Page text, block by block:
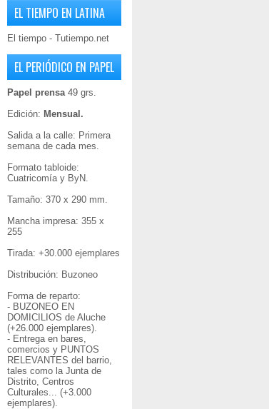
EL TIEMPO EN LATINA
El tiempo - Tutiempo.net
EL PERIÓDICO EN PAPEL
Papel prensa49 grs.
Edición: Mensual.
Salida a la calle: Primera
semana de cada mes.
Formato tabloide:
Cuatricomía y ByN.
Tamaño: 370 x 290 mm.
Mancha impresa: 355 x
255
Tirada: +30.000 ejemplares
Distribución: Buzoneo
Forma de reparto:
- BUZONEO EN
DOMICILIOS de Aluche
(+26.000 ejemplares).
- Entrega en bares,
comercios y PUNTOS
RELEVANTES del barrio,
tales como la Junta de
Distrito, Centros
Culturales... (+3.000
ejemplares).